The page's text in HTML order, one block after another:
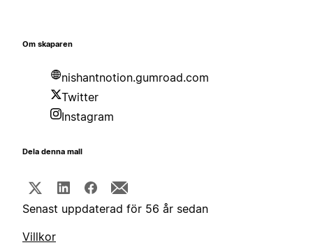
Om skaparen
nishantnotion.gumroad.com
Twitter
Instagram
Dela denna mall
Senast uppdaterad för 56 år sedan
Villkor